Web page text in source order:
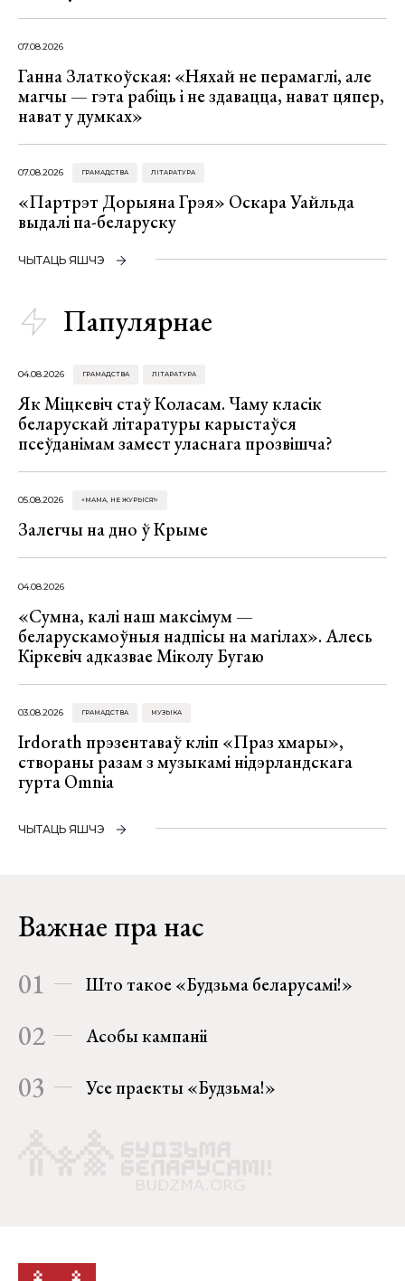
07.08.2026
Ганна Златкоўская: «Няхай не перамаглі, але
магчы — гэта рабіць і не здавацца, нават цяпер,
нават у думках»
07.08.2026 ГРАМАДСТВА ЛІТАРАТУРА
«Партрэт Дорыяна Грэя» Оскара Уайльда
выдалі па-беларуску
ЧЫТАЦЬ ЯШЧЭ
Папулярнае
04.08.2026 ГРАМАДСТВА ЛІТАРАТУРА
Як Міцкевіч стаў Коласам. Чаму класік
беларускай літаратуры карыстаўся
псеўданімам замест уласнага прозвішча?
05.08.2026 «МАМА, НЕ ЖУРЫСЯ!»
Залегчы на дно ў Крыме
04.08.2026
«Сумна, калі наш максімум —
беларускамоўныя надпісы на магілах». Алесь
Кіркевіч адказвае Міколу Бугаю
03.08.2026 ГРАМАДСТВА МУЗЫКА
Irdorath прэзентаваў кліп «Праз хмары»,
створаны разам з музыкамі нідэрландскага
гурта Omnia
ЧЫТАЦЬ ЯШЧЭ
Важнае пра нас
01 Што такое «Будзьма беларусамі!»
02 Асобы кампаніі
03 Усе праекты «Будзьма!»